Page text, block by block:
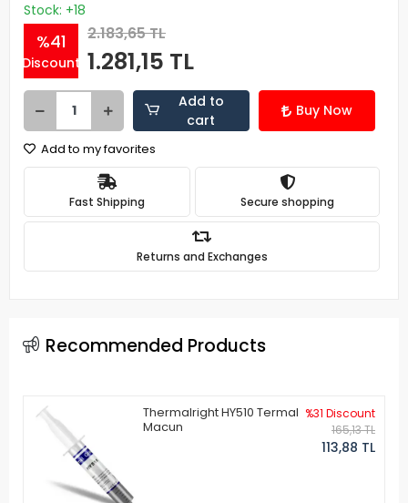
Stock: +18
%41
Discount
2.183,65 TL
1.281,15 TL
Add to
cart
Buy Now
Add to my favorites
Fast Shipping Secure shopping
Returns and Exchanges
Recommended Products
Thermalright HY510 Termal
Macun
%31 Discount
165,13 TL
113,88 TL